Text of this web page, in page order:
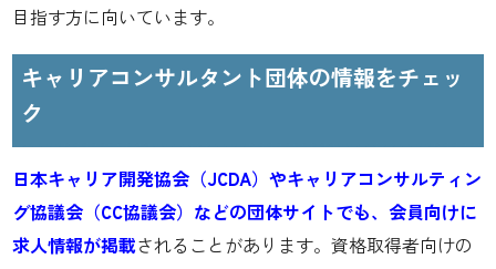
目指す方に向いています。
キャリアコンサルタント団体の情報をチェッ
ク
日本キャリア開発協会（JCDA）やキャリアコンサルティン
グ協議会（CC協議会）などの団体サイトでも、会員向けに
求人情報が掲載されることがあります。資格取得者向けの